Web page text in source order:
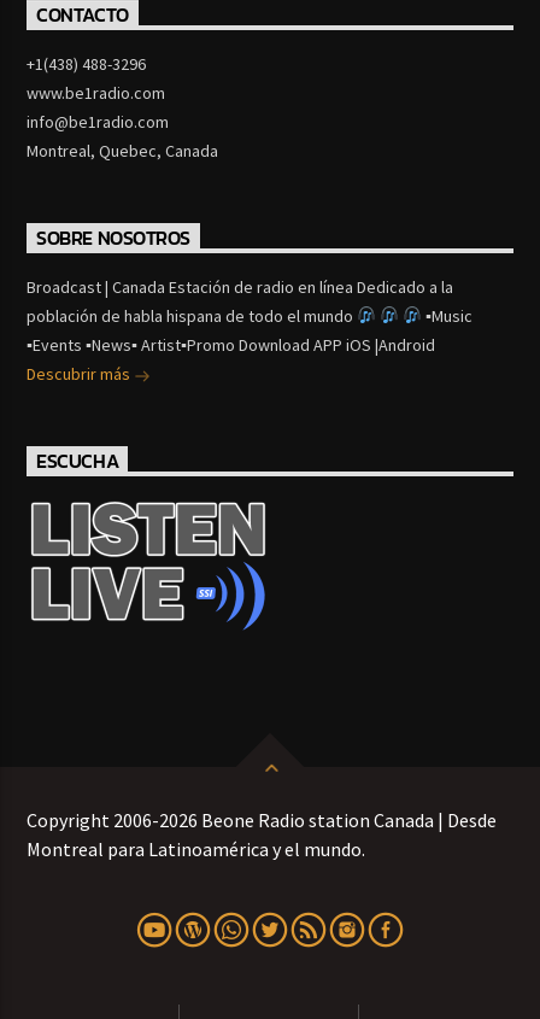
CONTACTO
+1(438) 488-3296
www.be1radio.com
info@be1radio.com
Montreal, Quebec, Canada
SOBRE NOSOTROS
Broadcast | Canada Estación de radio en línea Dedicado a la
población de habla hispana de todo el mundo
▪Music
▪Events ▪News▪ Artist▪Promo Download APP iOS |Android
Descubrir más
ESCUCHA
Copyright 2006-2026 Beone Radio station Canada | Desde
Montreal para Latinoamérica y el mundo.